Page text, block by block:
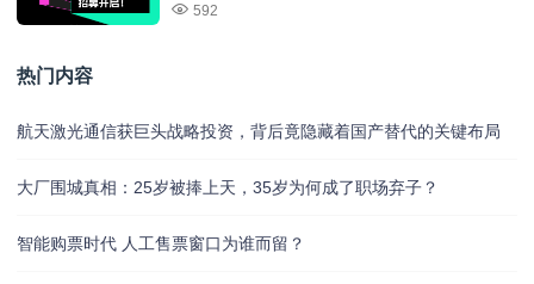
592
热门内容
航天激光通信获巨头战略投资，背后竟隐藏着国产替代的关键布局
大厂围城真相：25岁被捧上天，35岁为何成了职场弃子？
智能购票时代 人工售票窗口为谁而留？